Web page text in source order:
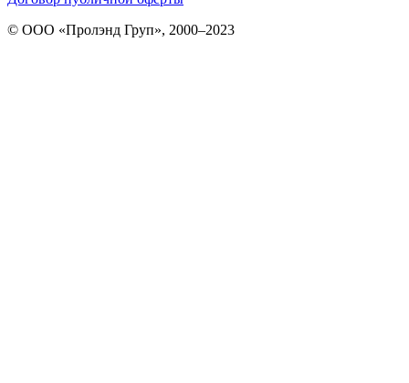
© ООО «Пролэнд Груп», 2000–2023